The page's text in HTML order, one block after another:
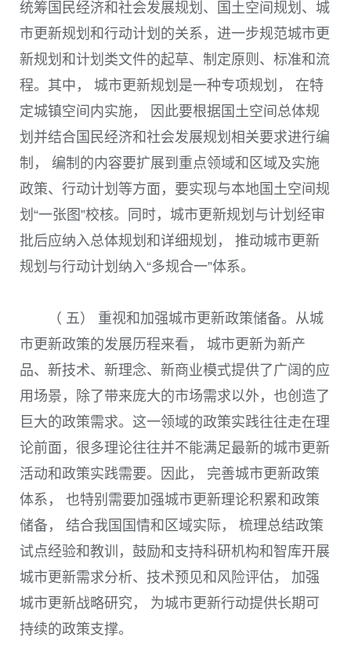
统筹国民经济和社会发展规划、国土空间规划、城
市更新规划和行动计划的关系，进一步规范城市更
新规划和计划类文件的起草、制定原则、标准和流
程。其中， 城市更新规划是一种专项规划， 在特
定城镇空间内实施， 因此要根据国土空间总体规
划并结合国民经济和社会发展规划相关要求进行编
制， 编制的内容要扩展到重点领域和区域及实施
政策、行动计划等方面，要实现与本地国土空间规
划“一张图”校核。同时，城市更新规划与计划经审
批后应纳入总体规划和详细规划， 推动城市更新
规划与行动计划纳入“多规合一”体系。
（ 五） 重视和加强城市更新政策储备。从城
市更新政策的发展历程来看， 城市更新为新产
品、新技术、新理念、新商业模式提供了广阔的应
用场景，除了带来庞大的市场需求以外，也创造了
巨大的政策需求。这一领域的政策实践往往走在理
论前面，很多理论往往并不能满足最新的城市更新
活动和政策实践需要。因此， 完善城市更新政策
体系， 也特别需要加强城市更新理论积累和政策
储备， 结合我国国情和区域实际， 梳理总结政策
试点经验和教训，鼓励和支持科研机构和智库开展
城市更新需求分析、技术预见和风险评估， 加强
城市更新战略研究， 为城市更新行动提供长期可
持续的政策支撑。